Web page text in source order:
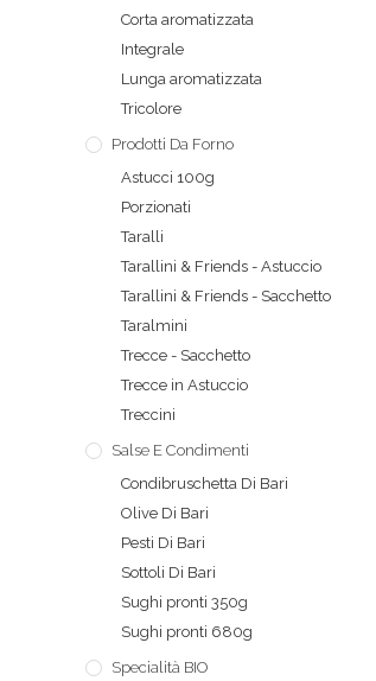
Corta aromatizzata
Integrale
Lunga aromatizzata
Tricolore
Prodotti Da Forno
Astucci 100g
Porzionati
Taralli
Tarallini & Friends - Astuccio
Tarallini & Friends - Sacchetto
Taralmini
Trecce - Sacchetto
Trecce in Astuccio
Treccini
Salse E Condimenti
Condibruschetta Di Bari
Olive Di Bari
Pesti Di Bari
Sottoli Di Bari
Sughi pronti 350g
Sughi pronti 680g
Specialità BIO